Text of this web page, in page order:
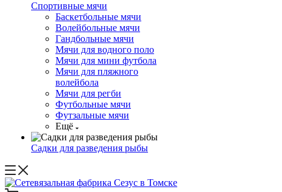
Спортивные мячи
Баскетбольные мячи
Волейбольные мячи
Гандбольные мячи
Мячи для водного поло
Мячи для мини футбола
Мячи для пляжного
волейбола
Мячи для регби
Футбольные мячи
Футзальные мячи
Ещё
Садки для разведения рыбы